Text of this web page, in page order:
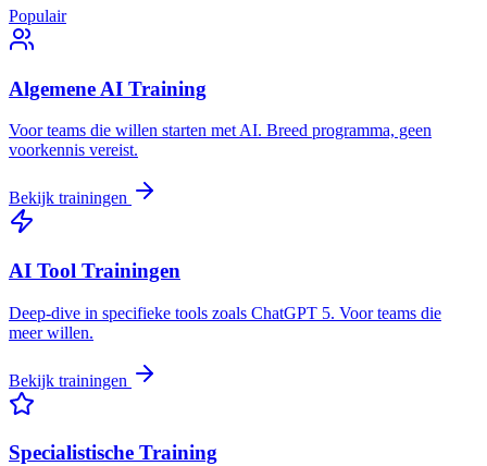
Populair
Algemene AI Training
Voor teams die willen starten met AI. Breed programma, geen
voorkennis vereist.
Bekijk trainingen
AI Tool Trainingen
Deep-dive in specifieke tools zoals ChatGPT 5. Voor teams die
meer willen.
Bekijk trainingen
Specialistische Training